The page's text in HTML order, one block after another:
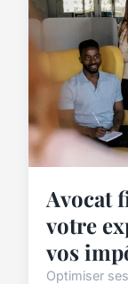
Avocat
votre
vos
Optimiser